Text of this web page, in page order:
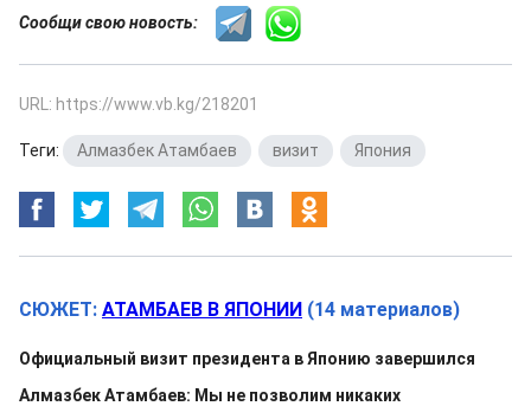
Сообщи свою новость:
URL: https://www.vb.kg/218201
Теги: Алмазбек Атамбаев визит Япония
СЮЖЕТ: АТАМБАЕВ В ЯПОНИИ (14 материалов)
Официальный визит президента в Японию завершился
Алмазбек Атамбаев: Мы не позволим никаких